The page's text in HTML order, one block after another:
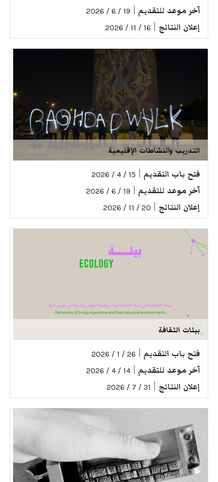
آخر موعد للتقديم 19 / 6 / 2026
إعلان النتائج 16 / 11 / 2026
التدريب والنشاطات الإقليمية
فتح باب التقديم 15 / 4 / 2026
آخر موعد للتقديم 19 / 6 / 2026
إعلان النتائج 20 / 11 / 2026
بيئات الثقافة
فتح باب التقديم 26 / 1 / 2026
آخر موعد للتقديم 14 / 4 / 2026
إعلان النتائج 31 / 7 / 2026